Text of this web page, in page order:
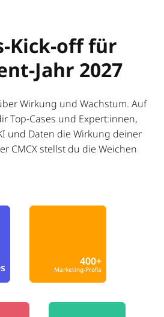
Kick-off für
Jahr 2027
Wirkung und Wachstum. Auf
Top-Cases und Expert:innen,
und Daten die Wirkung deiner
CMCX stellst du die Weichen
400+
Marketing-Profis